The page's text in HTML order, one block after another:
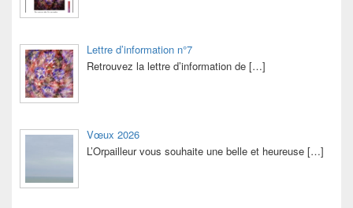
Lettre d’information n°7
Retrouvez la lettre d’information de […]
Vœux 2026
L’Orpailleur vous souhaite une belle et heureuse […]